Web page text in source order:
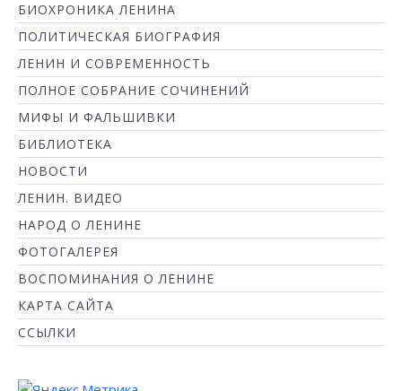
БИОХРОНИКА ЛЕНИНА
ПОЛИТИЧЕСКАЯ БИОГРАФИЯ
ЛЕНИН И СОВРЕМЕННОСТЬ
ПОЛНОЕ СОБРАНИЕ СОЧИНЕНИЙ
МИФЫ И ФАЛЬШИВКИ
БИБЛИОТЕКА
НОВОСТИ
ЛЕНИН. ВИДЕО
НАРОД О ЛЕНИНЕ
ФОТОГАЛЕРЕЯ
ВОСПОМИНАНИЯ О ЛЕНИНЕ
КАРТА САЙТА
ССЫЛКИ